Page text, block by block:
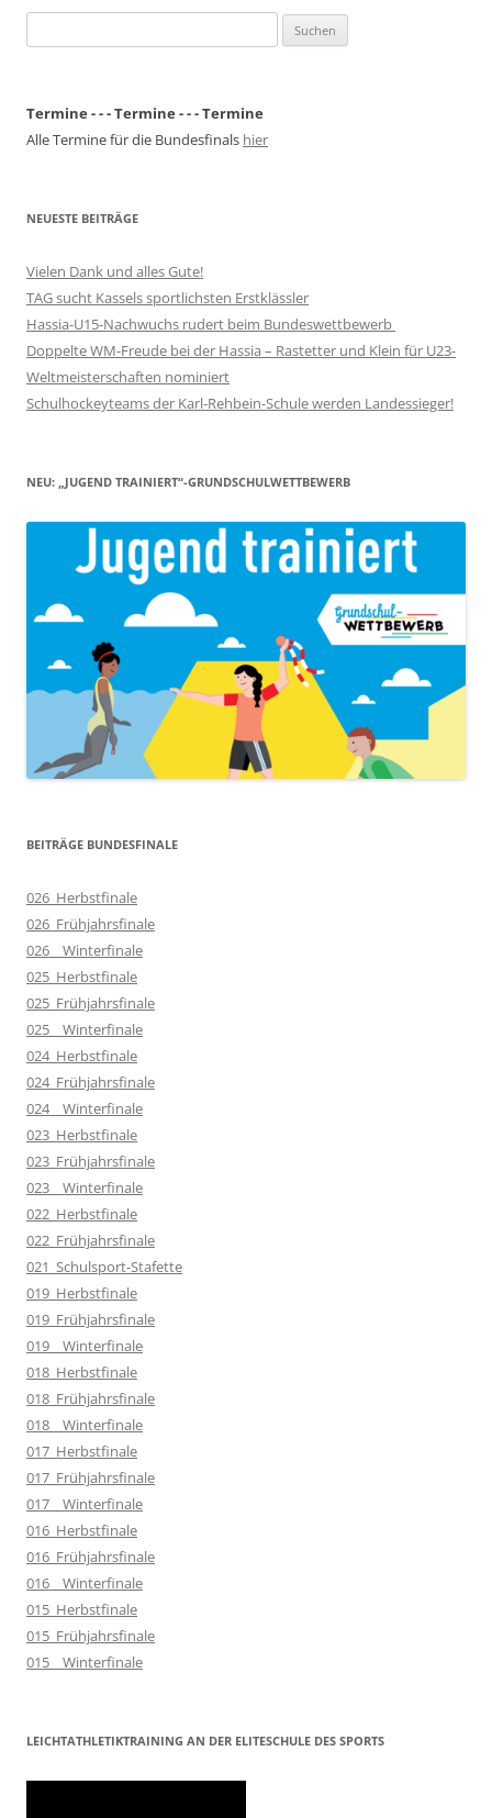
nach:
Termine - - - Termine - - - Termine
Alle Termine für die Bundesfinals hier
NEUESTE BEITRÄGE
Vielen Dank und alles Gute!
TAG sucht Kassels sportlichsten Erstklässler
Hassia-U15-Nachwuchs rudert beim Bundeswettbewerb
Doppelte WM-Freude bei der Hassia – Rastetter und Klein für U23-
Weltmeisterschaften nominiert
Schulhockeyteams der Karl-Rehbein-Schule werden Landessieger!
NEU: „JUGEND TRAINIERT“-GRUNDSCHULWETTBEWERB
BEITRÄGE BUNDESFINALE
026_Herbstfinale
026_Frühjahrsfinale
026__Winterfinale
025_Herbstfinale
025_Frühjahrsfinale
025__Winterfinale
024_Herbstfinale
024_Frühjahrsfinale
024__Winterfinale
023_Herbstfinale
023_Frühjahrsfinale
023__Winterfinale
022_Herbstfinale
022_Frühjahrsfinale
021_Schulsport-Stafette
019_Herbstfinale
019_Frühjahrsfinale
019__Winterfinale
018_Herbstfinale
018_Frühjahrsfinale
018__Winterfinale
017_Herbstfinale
017_Frühjahrsfinale
017__Winterfinale
016_Herbstfinale
016_Frühjahrsfinale
016__Winterfinale
015_Herbstfinale
015_Frühjahrsfinale
015__Winterfinale
LEICHTATHLETIKTRAINING AN DER ELITESCHULE DES SPORTS